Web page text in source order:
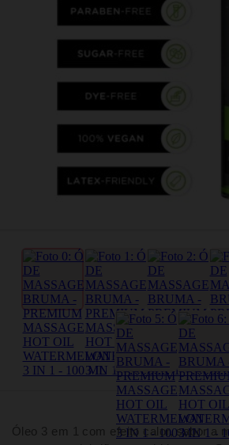
Óleo 3 em 1 com efeito calor, sabor a